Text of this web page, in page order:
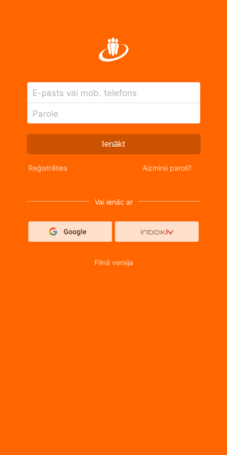
E-pasts vai mob. telefons
Parole
Ienākt
Reģistrēties Aizmirsi paroli?
Vai ienāc ar
Pilnā versija